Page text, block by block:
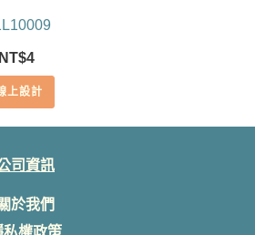
NT$4
上設計
司資訊
關於我們